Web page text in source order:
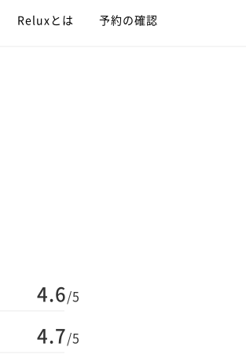
Reluxとは 予約の確認
4.6/5
4.7/5